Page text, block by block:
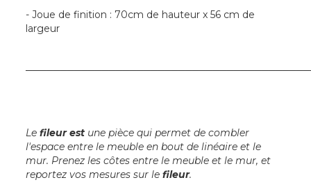
- Joue de finition : 70cm de hauteur x 56 cm de
largeur
Lefileur est une pièce qui permet de combler
l'espace entre le meuble en bout de linéaire et le
mur. Prenez les côtes entre le meuble et le mur, et
reportez vos mesures sur lefileur.